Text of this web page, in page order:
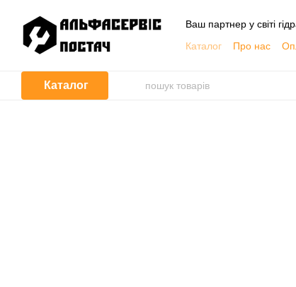
Ваш партнер у світі
Каталог
Про нас
Корисна інформація,
Каталог